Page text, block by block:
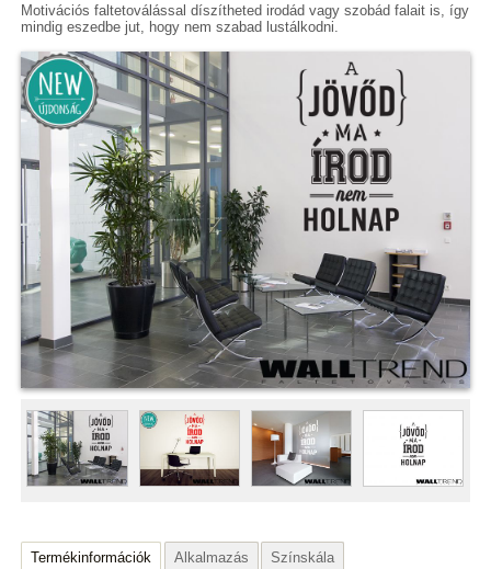
Motivációs faltetoválással díszítheted irodád vagy szobád falait is, így
mindig eszedbe jut, hogy nem szabad lustálkodni.
Termékinformációk Alkalmazás Színskála